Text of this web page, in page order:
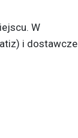
W
i dostawcze